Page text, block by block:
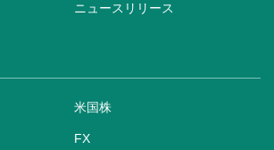
ニュースリリース
米国株
FX